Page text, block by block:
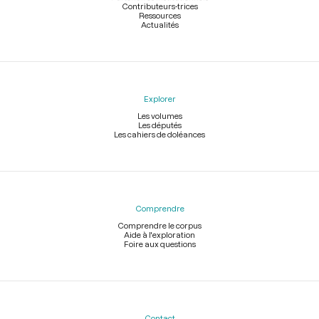
Contributeurs-trices
Ressources
Actualités
Explorer
Les volumes
Les députés
Les cahiers de doléances
Comprendre
Comprendre le corpus
Aide à l'exploration
Foire aux questions